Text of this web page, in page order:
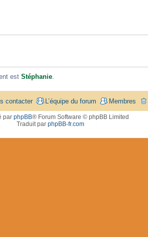
est Stéphanie.
Membres
L’équipe du forum
contacter
par phpBB® Forum Software © phpBB Limited
Traduit par phpBB-fr.com